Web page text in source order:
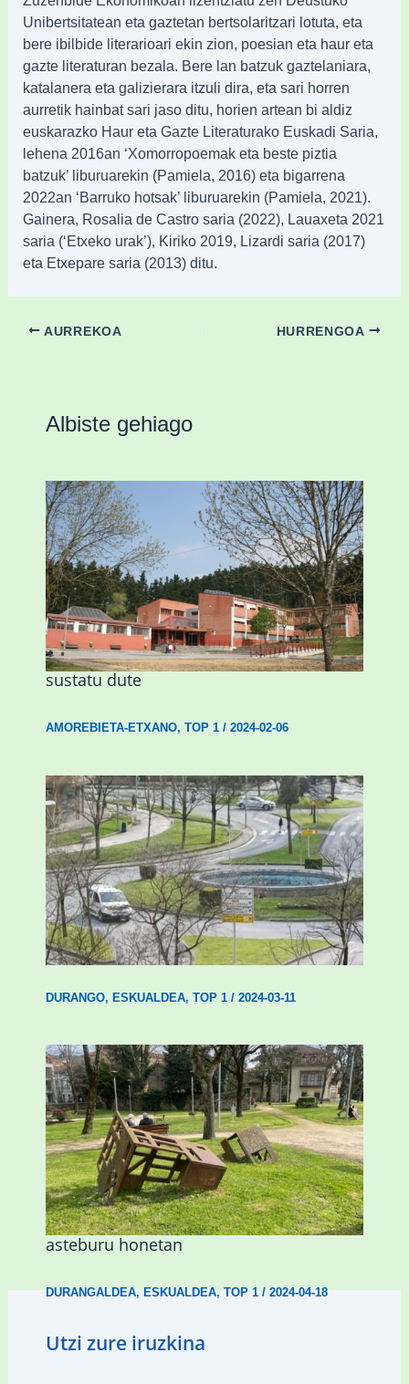
Unibertsitatean eta gaztetan bertsolaritzari lotuta, eta
bere ibilbide literarioari ekin zion, poesian eta haur eta
gazte literaturan bezala. Bere lan batzuk gaztelaniara,
katalanera eta galizierara itzuli dira, eta sari horren
aurretik hainbat sari jaso ditu, horien artean bi aldiz
euskarazko Haur eta Gazte Literaturako Euskadi Saria,
lehena 2016an ‘Xomorropoemak eta beste piztia
batzuk’ liburuarekin (Pamiela, 2016) eta bigarrena
2022an ‘Barruko hotsak’ liburuarekin (Pamiela, 2021).
Gainera, Rosalia de Castro saria (2022), Lauaxeta 2021
saria (‘Etxeko urak’), Kiriko 2019, Lizardi saria (2017)
eta Etxepare saria (2013) ditu.
AURREKOA HURRENGOA
Albiste gehiago
Amorebietak eta Eusko Jaurlaritzak
Urritxen institutu berri bat eraikitzea
sustatu dute
AMOREBIETA-ETXANO, TOP 1/ 2024-02-06
Durangok hilabete honetan amaituko
ditu Euskadi iturria berritzeko lanak
DURANGO, ESKUALDEA, TOP 1/ 2024-03-11
Gerediagak Durangoko aire zabaleko
eskulturak ezagutzera emango ditu
asteburu honetan
DURANGALDEA,ESKUALDEA,TOP 1/2024-04-18
Utzi zure iruzkina